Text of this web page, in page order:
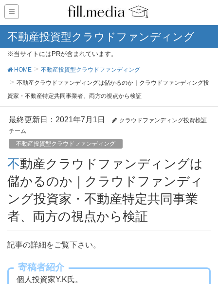
不動産投資型クラウドファンディング
※当サイトにはPRが含まれています。
HOME
不動産投資型クラウドファンディング
不動産クラウドファンディングは儲かるのか｜クラウドファンディング投
資家・不動産特定共同事業者、両方の視点から検証
最終更新日：2021年7月1日
クラウドファンディング投資検証
チーム
不動産投資型クラウドファンディング
不動産クラウドファンディングは
儲かるのか｜クラウドファンディ
ング投資家・不動産特定共同事業
者、両方の視点から検証
記事の詳細をご覧下さい。
寄稿者紹介
個人投資家Y.K氏。